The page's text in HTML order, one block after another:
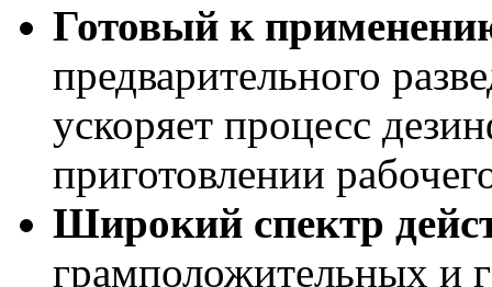
Готовый к
предварительного
ускоряет процесс
приготовлении
Широкий спектр
грамположительных и